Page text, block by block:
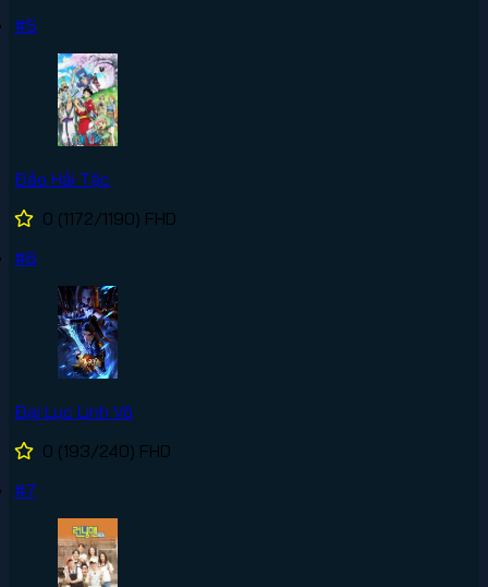
#5
Đảo Hải Tặc
0 (1172/1190) FHD
#6
Đại Lục Linh Võ
0 (193/240) FHD
#7